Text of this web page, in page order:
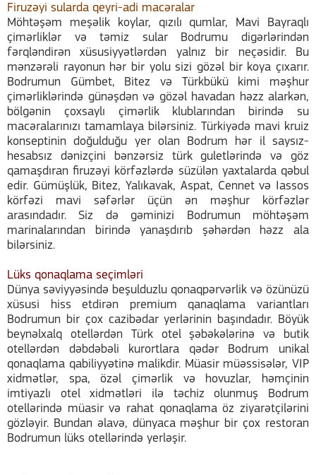
Firuzəyi sularda qeyri-adi macəralar
Möhtəşəm meşəlik koylar, qızılı qumlar, Mavi Bayraqlı
çimərliklər və təmiz sular Bodrumu digərlərindən
fərqləndirən xüsusiyyətlərdən yalnız bir neçəsidir. Bu
mənzərəli rayonun hər bir yolu sizi gözəl bir koya çıxarır.
Bodrumun Gümbet, Bitez və Türkbükü kimi məşhur
çimərliklərində günəşdən və gözəl havadan həzz alarkən,
bölgənin çoxsaylı çimərlik klublarından birində su
macəralarınızı tamamlaya bilərsiniz. Türkiyədə mavi kruiz
konseptinin doğulduğu yer olan Bodrum hər il saysız-
hesabsız dənizçini bənzərsiz türk guletlərində və göz
qamaşdıran firuzəyi körfəzlərdə süzülən yaxtalarda qəbul
edir. Gümüşlük, Bitez, Yalıkavak, Aspat, Cennet və Iassos
körfəzi mavi səfərlər üçün ən məşhur körfəzlər
arasındadır. Siz də gəminizi Bodrumun möhtəşəm
marinalarından birində yanaşdırıb şəhərdən həzz ala
bilərsiniz.
Lüks qonaqlama seçimləri
Dünya səviyyəsində beşulduzlu qonaqpərvərlik və özünüzü
xüsusi hiss etdirən premium qanaqlama variantları
Bodrumun bir çox cazibədar yerlərinin başındadır. Böyük
beynəlxalq otellərdən Türk otel şəbəkələrinə və butik
otellərdən dəbdəbəli kurortlara qədər Bodrum unikal
qonaqlama qabiliyyətinə malikdir. Müasir müəssisələr, VIP
xidmətlər, spa, özəl çimərlik və hovuzlar, həmçinin
imtiyazlı otel xidmətləri ilə təchiz olunmuş Bodrum
otellərində müasir və rahat qonaqlama öz ziyarətçilərini
gözləyir. Bundan əlavə, dünyaca məşhur bir çox restoran
Bodrumun lüks otellərində yerləşir.